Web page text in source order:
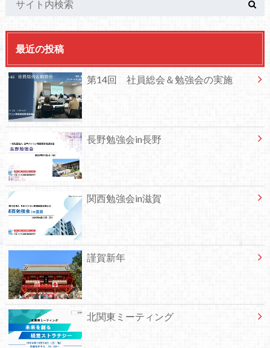
最近の投稿
第14回 社員総会＆勉強会の実施
長野勉強会in長野
関西勉強会in滋賀
謹賀新年
北関東ミーティング